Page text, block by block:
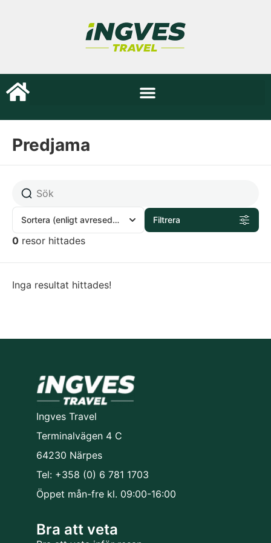
Predjama
Sortera (enligt avresedatum) Filtrera
0 resor hittades
Inga resultat hittades!
Ingves Travel
Terminalvägen 4 C
64230 Närpes
Tel: +358 (0) 6 781 1703
Öppet mån-fre kl. 09:00-16:00
Bra att veta